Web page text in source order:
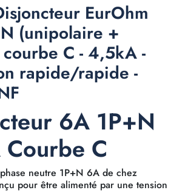
EurOhm
(unipolaire +
C - 4,5kA -
rapide/rapide -
6A 1P+N
C
neutre 1P+N 6A de chez
pour être alimenté par une tension